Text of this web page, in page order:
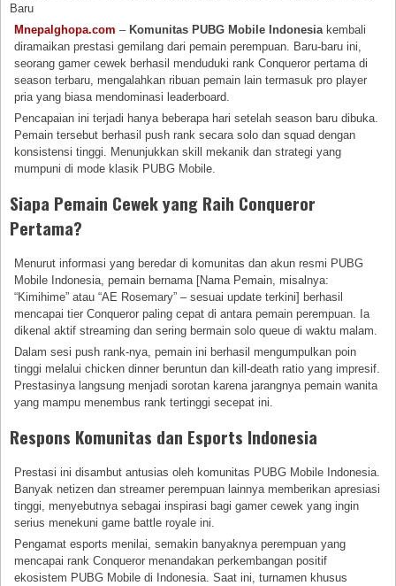
Baru
Mnepalghopa.com –Komunitas PUBG Mobile Indonesia kembali
diramaikan prestasi gemilang dari pemain perempuan. Baru-baru ini,
seorang gamer cewek berhasil menduduki rank Conqueror pertama di
season terbaru, mengalahkan ribuan pemain lain termasuk pro player
pria yang biasa mendominasi leaderboard.
Pencapaian ini terjadi hanya beberapa hari setelah season baru dibuka.
Pemain tersebut berhasil push rank secara solo dan squad dengan
konsistensi tinggi. Menunjukkan skill mekanik dan strategi yang
mumpuni di mode klasik PUBG Mobile.
Siapa Pemain Cewek yang Raih Conqueror
Pertama?
Menurut informasi yang beredar di komunitas dan akun resmi PUBG
Mobile Indonesia, pemain bernama [Nama Pemain, misalnya:
“Kimihime” atau “AE Rosemary” – sesuai update terkini] berhasil
mencapai tier Conqueror paling cepat di antara pemain perempuan. Ia
dikenal aktif streaming dan sering bermain solo queue di waktu malam.
Dalam sesi push rank-nya, pemain ini berhasil mengumpulkan poin
tinggi melalui chicken dinner beruntun dan kill-death ratio yang impresif.
Prestasinya langsung menjadi sorotan karena jarangnya pemain wanita
yang mampu menembus rank tertinggi secepat ini.
Respons Komunitas dan Esports Indonesia
Prestasi ini disambut antusias oleh komunitas PUBG Mobile Indonesia.
Banyak netizen dan streamer perempuan lainnya memberikan apresiasi
tinggi, menyebutnya sebagai inspirasi bagi gamer cewek yang ingin
serius menekuni game battle royale ini.
Pengamat esports menilai, semakin banyaknya perempuan yang
mencapai rank Conqueror menandakan perkembangan positif
ekosistem PUBG Mobile di Indonesia. Saat ini, turnamen khusus